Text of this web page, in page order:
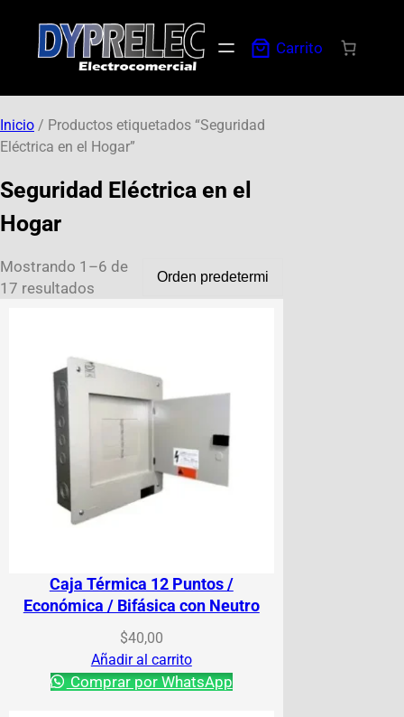
Carrito
Inicio / Productos etiquetados “Seguridad
Eléctrica en el Hogar”
Seguridad Eléctrica en el
Hogar
Mostrando 1–6 de
17 resultados
Caja Térmica 12 Puntos /
Económica / Bifásica con Neutro
$40,00
Añadir al carrito
Comprar por WhatsApp